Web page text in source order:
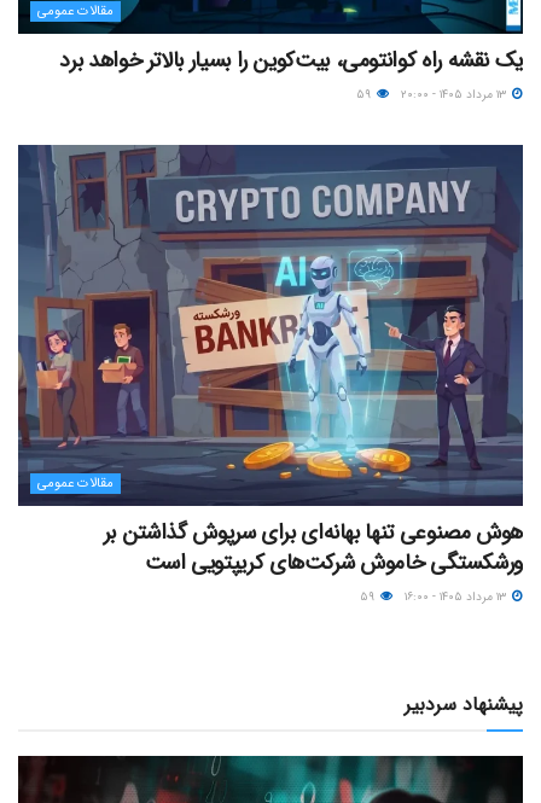
مقالات عمومی
یک نقشه راه کوانتومی، بیت‌کوین را بسیار بالاتر خواهد برد
مقالات عمومی
هوش مصنوعی تنها بهانه‌ای برای سرپوش گذاشتن بر
ورشکستگی خاموش شرکت‌های کریپتویی است
پیشنهاد سردبیر